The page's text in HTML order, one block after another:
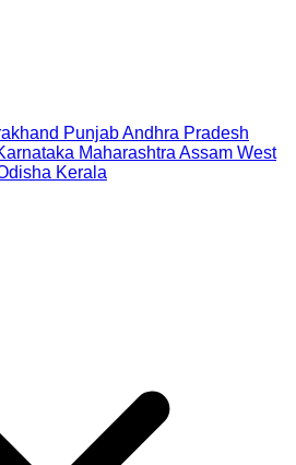
PunjabAndhra Pradesh
Maharashtra Assam West
Kerala